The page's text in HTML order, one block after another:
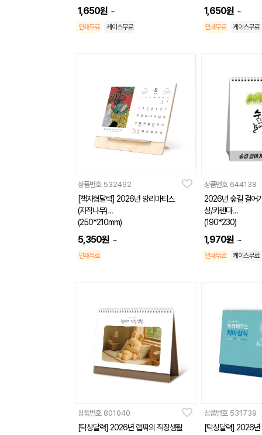
(260*190mm)
1,650원 ~
인쇄무료 케이스무료
1,650원 ~
인쇄무료 케이스무료
상품번호 532492
[책자형달력] 2026년 앙리마티스
(자작나무)
(250*210mm)
5,350원 ~
인쇄무료
상품번호 644138
2026년 숲길 걸어
상/카렌다
(190*230)
1,970원 ~
인쇄무료 케이스무료
상품번호 801040
[탁상달력] 2026년 랩찌의 직장생활
상품번호 531739
[탁상달력] 2026년